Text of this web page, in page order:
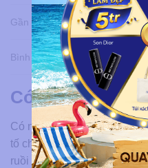
Gần tai
Thường biểu thị sự
quan hệ xã hội và
Bình tai
Thường được liên
yêu thích tự do và
Có nên xóa nốt
Có nên xóa nốt ruồi ở tai
tố chính: Thẩm mỹ, sức
ruồi nhỏ, lành tính, không